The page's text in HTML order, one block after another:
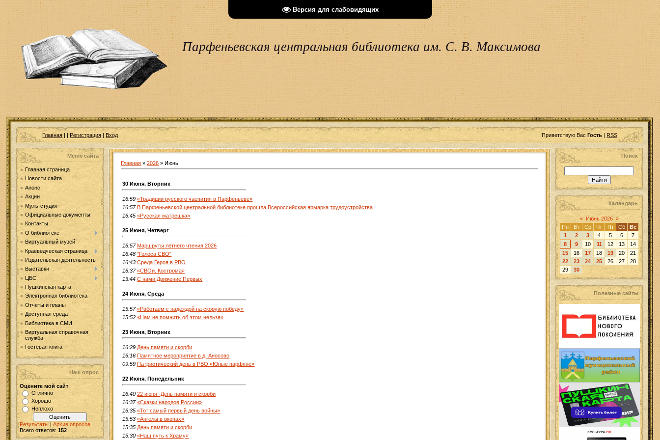
Версия для слабовидящих
Парфеньевская центральная библиотека им. С. В. Максимова
Главная | |Регистрация |Вход Приветствую Вас Гость | RSS
Меню сайта
Главная страница
Новости сайта
Анонс
Акции
Мультстудия
Официальные документы
Контакты
О библиотеке
Виртуальный музей
Краеведческая страница
Издательская деятельность
Выставки
ЦБС
Пушкинская карта
Электронная библиотека
Отчеты и планы
Доступная среда
Библиотека в СМИ
Виртуальная справочная
служба
Гостевая книга
Наш опрос
Оцените мой сайт
Отлично
Хорошо
Неплохо
Результаты |Архив опросов
Всего ответов:152
Главная »2026 » Июнь
30 Июня, Вторник
16:59 «Традиции русского чаепития в Парфеньеве»
16:57 В Парфеньевской центральной библиотеке прошла Всероссийская ярмарка трудоустройства
16:45 «Русская матрешка»
25 Июня, Четверг
16:57 Маршруты летнего чтения 2026
16:48 "Голоса СВО"
16:43 Среда Героя в РВО
16:37 «СВОи. Кострома»
13:44 С нами Движение Первых
24 Июня, Среда
15:57 «Работаем с надеждой на скорую победу»
15:52 «Нам не помнить об этом нельзя»
23 Июня, Вторник
16:29 День памяти и скорби
16:16 Памятное мероприятие в д. Аносово
09:59 Патриотический день в РВО «Юные парфяне»
22 Июня, Понедельник
16:40 22 июня -День памяти и скорби
16:37 «Сказки народов России»
16:35 «Тот самый первый день войны»
15:53 «Ангелы в окопах»
15:35 День памяти и скорби
15:30 «Наш путь к Храму»
Поиск
Календарь
« Июнь 2026 »
Пн
Вт Ср Чт Пт Сб
Вс
1
2 3 4 5 6
7
8
9 10 11 12 13
14
15
16 17 18 19 20
21
22
23 24 25 26 27
28
29
30
Полезные сайты